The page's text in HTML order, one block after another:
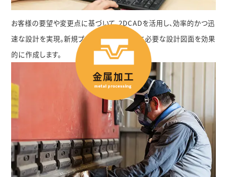
お客様の要望や変更点に基づいて、2DCADを活用し、効率的かつ迅
速な設計を実現。新規プロジェクトや変更に必要な設計図面を効果
的に作成します。